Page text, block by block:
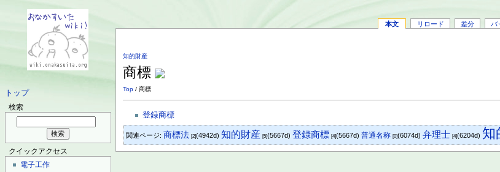
トップ
検索
クイックアクセス
電子工作
本文 リロード 差分 バ
知的財産
商標
Top / 商標
登録商標
関連ページ: 商標法 [2](4942d)知的財産 [5](5667d)登録商標 [4](5667d)普通名称 [0](6074d)弁理士 [4](6204d) 知